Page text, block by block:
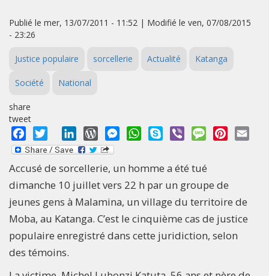
Publié le mer, 13/07/2011 - 11:52 | Modifié le ven, 07/08/2015
- 23:26
Justice populaire sorcellerie Actualité Katanga
Société National
share
tweet
Facebook
Twitter LinkedInWordPressMessengerWhatsApp
Skype Viber MessagePinterest
Accusé de sorcellerie, un homme a été tué
dimanche 10 juillet vers 22 h par un groupe de
jeunes gens à Malamina, un village du territoire de
Moba, au Katanga. C’est le cinquième cas de justice
populaire enregistré dans cette juridiction, selon
des témoins.